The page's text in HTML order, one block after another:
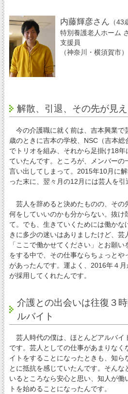
内藤輝彦さん （43
特別養護老人ホーム
支援員
（神奈川・横須賀市）
解散、引退、その先が見
今の介護職に就く前は、吉本興業で
歳のときに吉本の学校、NSC（吉本総
でトリオを組み、それから足掛け18
ていたんです。ところが、メンバーの
言い出してしまって。2015年10月に
った末に、翌々月の12月には芸人を引
芸人を辞めると決めたものの、その
何をしていいのかも分からない。抜け
て。でも、生きていくためには働かな
きに多少の迷いはありましたけど、芸
「ここで働かせてください」とお願
をする中で、その仕事ならちょっとや
があったんです。運よく、2016年４
が採用してくれたんです。
介護との出会いは往復３
ルバイト
芸人時代の僕は、ほとんどアルバイ
です。芸人としての仕事があまりなく
イトをすることになったときも、知ら
とに抵抗を感じていたんです。そんな
いるところなら安心と思い、知人が働
トを始めることになったんです。